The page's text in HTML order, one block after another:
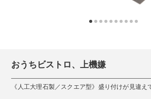
おうちビストロ、上機嫌
《人工大理石製／スクエア型》盛り付けが見違